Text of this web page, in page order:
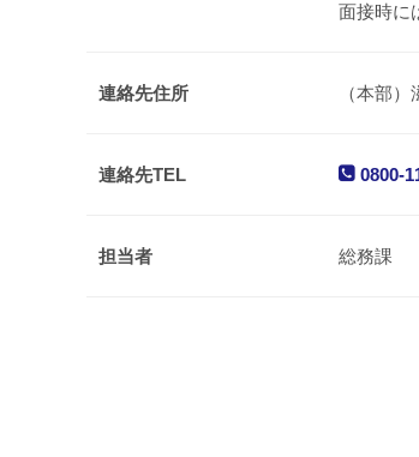
面接時に
連絡先住所 （本部
連絡先TEL 0800-
担当者 総務課